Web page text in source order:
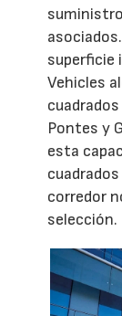
superficie
Vehicles
Pontes y
esta
corredor
selección.